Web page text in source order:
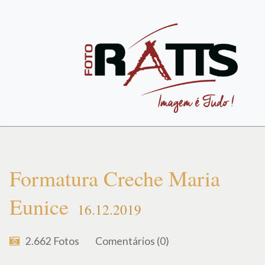
Formatura Creche Maria
Eunice 16.12.2019
2.662 Fotos Comentários (0)